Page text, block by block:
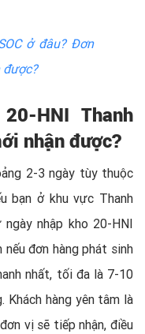
ở đâu? Đơn
được?
HNI Thanh
nhận được?
2-3 ngày tùy thuộc
bạn ở khu vực Thanh
nhập kho 20-HNI
nếu đơn hàng phát sinh
nhất, tối đa là 7-10
Khách hàng yên tâm là
vị sẽ tiếp nhận, điều